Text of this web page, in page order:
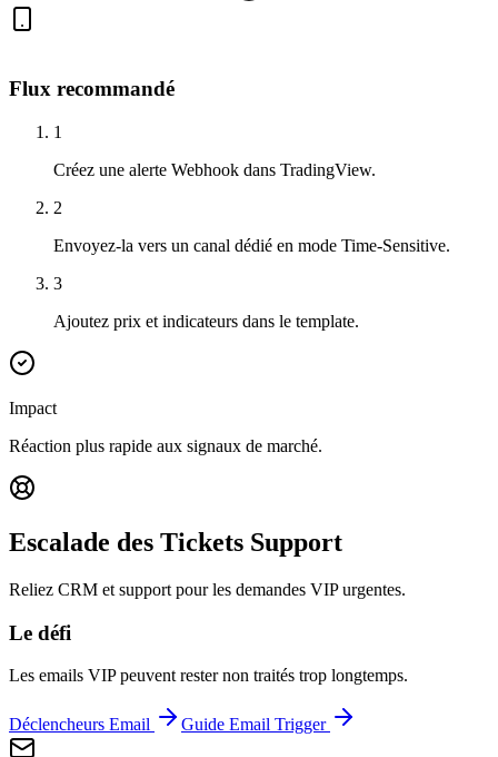
Flux recommandé
1
Créez une alerte Webhook dans TradingView.
2
Envoyez-la vers un canal dédié en mode Time-Sensitive.
3
Ajoutez prix et indicateurs dans le template.
Impact
Réaction plus rapide aux signaux de marché.
Escalade des Tickets Support
Reliez CRM et support pour les demandes VIP urgentes.
Le défi
Les emails VIP peuvent rester non traités trop longtemps.
Déclencheurs Email Guide Email Trigger